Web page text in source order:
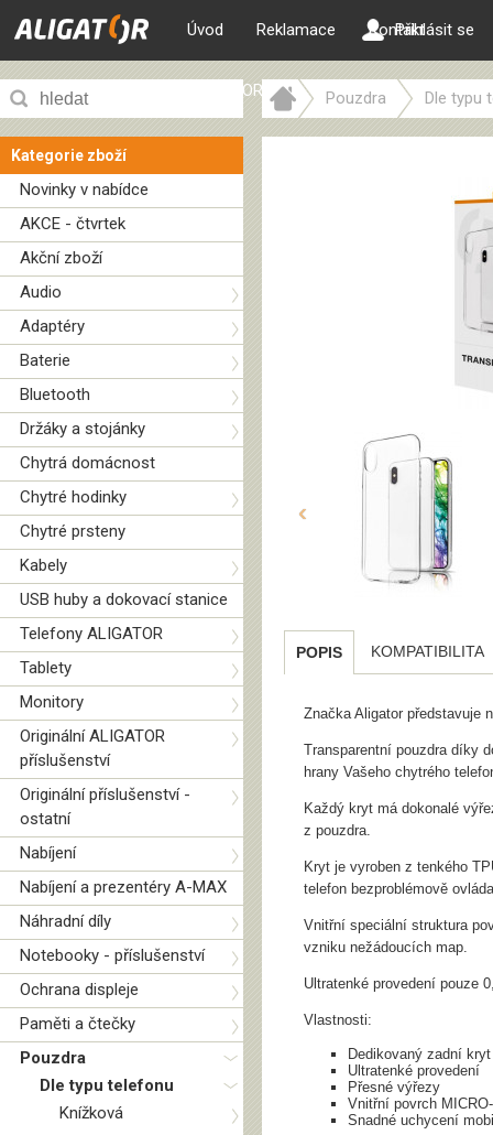
Úvod Reklamace Kontakt
ALIGATOR web
Přihlásit se
Kategorie zboží
Novinky v nabídce
AKCE - čtvrtek
Akční zboží
Audio
Adaptéry
Baterie
Bluetooth
Držáky a stojánky
Chytrá domácnost
Chytré hodinky
Chytré prsteny
Kabely
USB huby a dokovací stanice
Telefony ALIGATOR
Tablety
Monitory
Originální ALIGATOR
příslušenství
Originální příslušenství -
ostatní
Nabíjení
Nabíjení a prezentéry A-MAX
Náhradní díly
Notebooky - příslušenství
Ochrana displeje
Paměti a čtečky
Pouzdra
Dle typu telefonu
Knížková
Pouzdra Dle typu
‹
POPIS KOMPATIBILITA
Značka Aligator představuje
Transparentní pouzdra díky
hrany Vašeho chytrého
Každý kryt má dokonalé
z pouzdra.
Kryt je vyroben z tenkého
telefon bezproblémově
Vnitřní speciální struktura
vzniku nežádoucích map.
Ultratenké provedení pouze
Vlastnosti:
Dedikovaný zadní kryt
Ultratenké provedení
Přesné výřezy
Vnitřní povrch
Snadné uchycení